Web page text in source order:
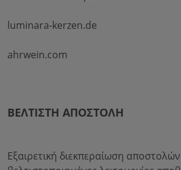
luminara-kerzen.de
ahrwein.com
ΒΈΛΤΙΣΤΗ ΑΠΟΣΤΟΛΉ
Εξαιρετική διεκπεραίωση